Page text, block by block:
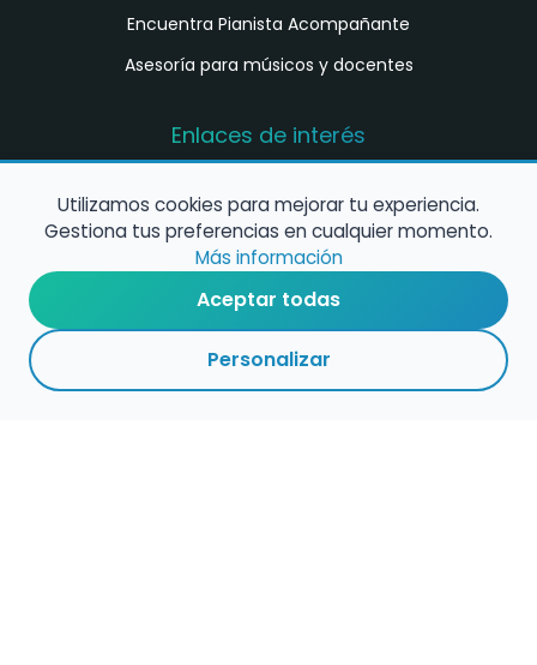
Encuentra Pianista Acompañante
Asesoría para músicos y docentes
Enlaces de interés
música en España
Configura alertas de empleo
Contacta con nosotros
Utilizamos cookies para mejorar tu experiencia.
Gestiona tus preferencias en cualquier momento.
Más información
Aceptar todas
Personalizar